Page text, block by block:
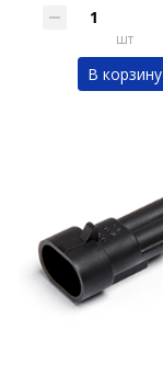
шт
В корзину